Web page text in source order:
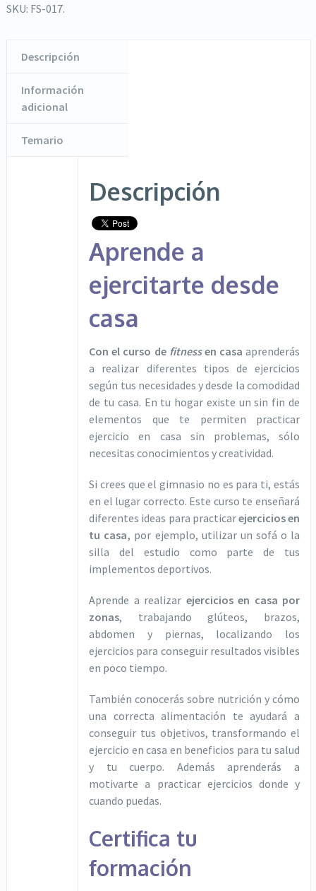
SKU: FS-017.
Descripción
Información
adicional
Temario
Descripción
Aprende a
ejercitarte desde
casa
Con el curso de fitnessen casa aprenderás
a realizar diferentes tipos de ejercicios
según tus necesidades y desde la comodidad
de tu casa. En tu hogar existe un sin fin de
elementos que te permiten practicar
ejercicio en casa sin problemas, sólo
necesitas conocimientos y creatividad.
Si crees que el gimnasio no es para ti, estás
en el lugar correcto. Este curso te enseñará
diferentes ideas para practicarejercicios en
tu casa, por ejemplo, utilizar un sofá o la
silla del estudio como parte de tus
implementos deportivos.
Aprende a realizar ejercicios en casa por
zonas, trabajando glúteos, brazos,
abdomen y piernas, localizando los
ejercicios para conseguir resultados visibles
en poco tiempo.
También conocerás sobre nutrición y cómo
una correcta alimentación te ayudará a
conseguir tus objetivos, transformando el
ejercicio en casa en beneficios para tu salud
y tu cuerpo. Además aprenderás a
motivarte a practicar ejercicios donde y
cuando puedas.
Certifica tu
formación